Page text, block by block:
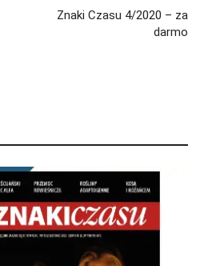
Znaki Czasu 4/2020 – za
darmo